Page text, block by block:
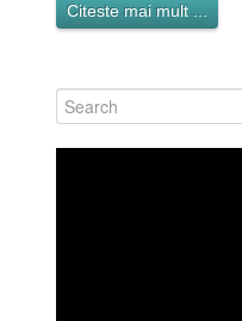
Citeste mai mult ...